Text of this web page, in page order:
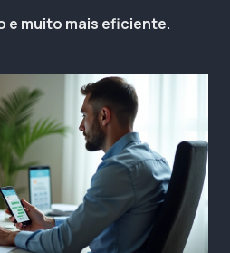
e muito mais eficiente.